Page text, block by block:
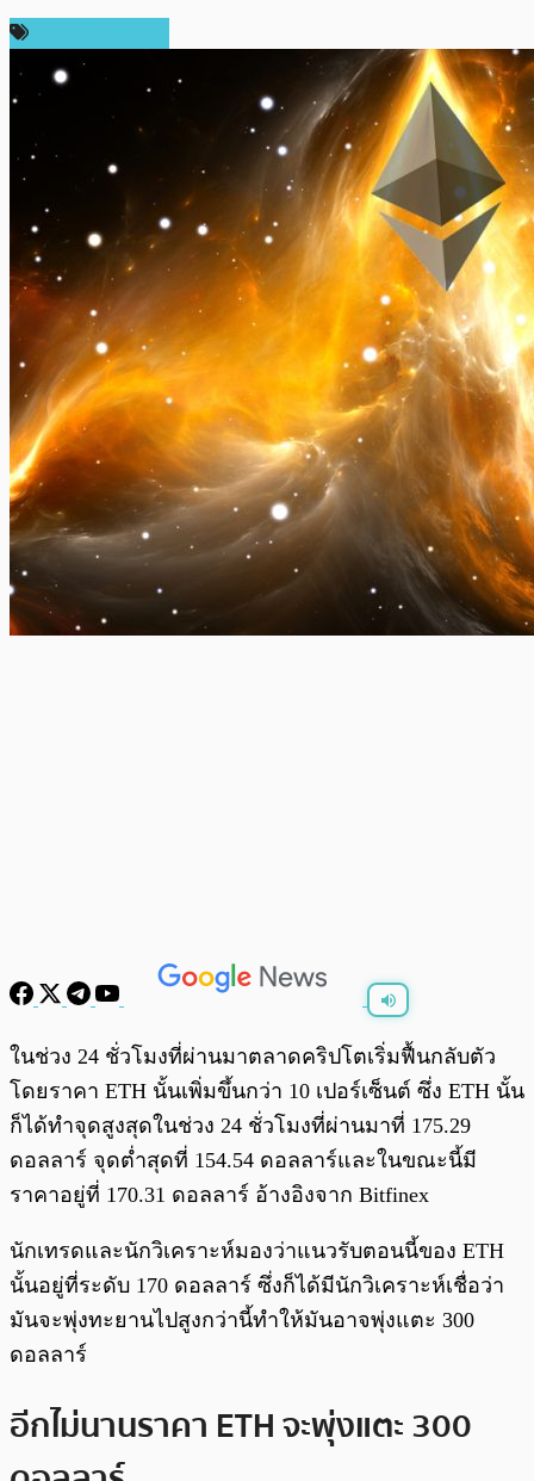
พร้อมเล่น 0:00 /0:00
ในช่วง 24 ชั่วโมงที่ผ่านมาตลาดคริปโตเริ่มฟื้นกลับตัว
โดยราคา ETH นั้นเพิ่มขึ้นกว่า 10 เปอร์เซ็นต์ ซึ่ง ETH นั้น
ก็ได้ทำจุดสูงสุดในช่วง 24 ชั่วโมงที่ผ่านมาที่ 175.29
ดอลลาร์ จุดต่ำสุดที่ 154.54 ดอลลาร์และในขณะนี้มี
ราคาอยู่ที่ 170.31 ดอลลาร์ อ้างอิงจาก Bitfinex
นักเทรดและนักวิเคราะห์มองว่าแนวรับตอนนี้ของ ETH
นั้นอยู่ที่ระดับ 170 ดอลลาร์ ซึ่งก็ได้มีนักวิเคราะห์เชื่อว่า
มันจะพุ่งทะยานไปสูงกว่านี้ทำให้มันอาจพุ่งแตะ 300
ดอลลาร์
อีกไม่นานราคา ETH จะพุ่งแตะ 300